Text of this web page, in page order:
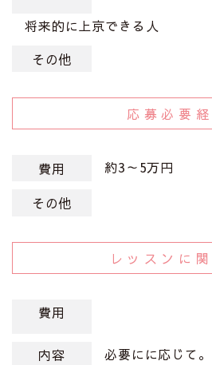
将来的に上京できる人
その他
応募必要経
費用 約3～5万円
その他
レッスンに
費用
内容
必要にに応じて